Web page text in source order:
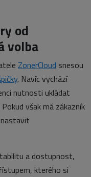
od
volba
ZonerCloud snesou
. Navíc vychází
nutnosti ukládat
Pokud však má zákazník
a dostupnost,
kterého si